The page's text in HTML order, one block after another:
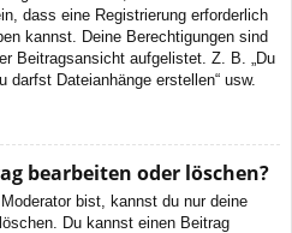
dass eine Registrierung erforderlich
kannst. Deine Berechtigungen sind
Beitragsansicht aufgelistet. Z. B. „Du
darfst Dateianhänge erstellen“ usw.
bearbeiten oder löschen?
bist, kannst du nur deine
Du kannst einen Beitrag